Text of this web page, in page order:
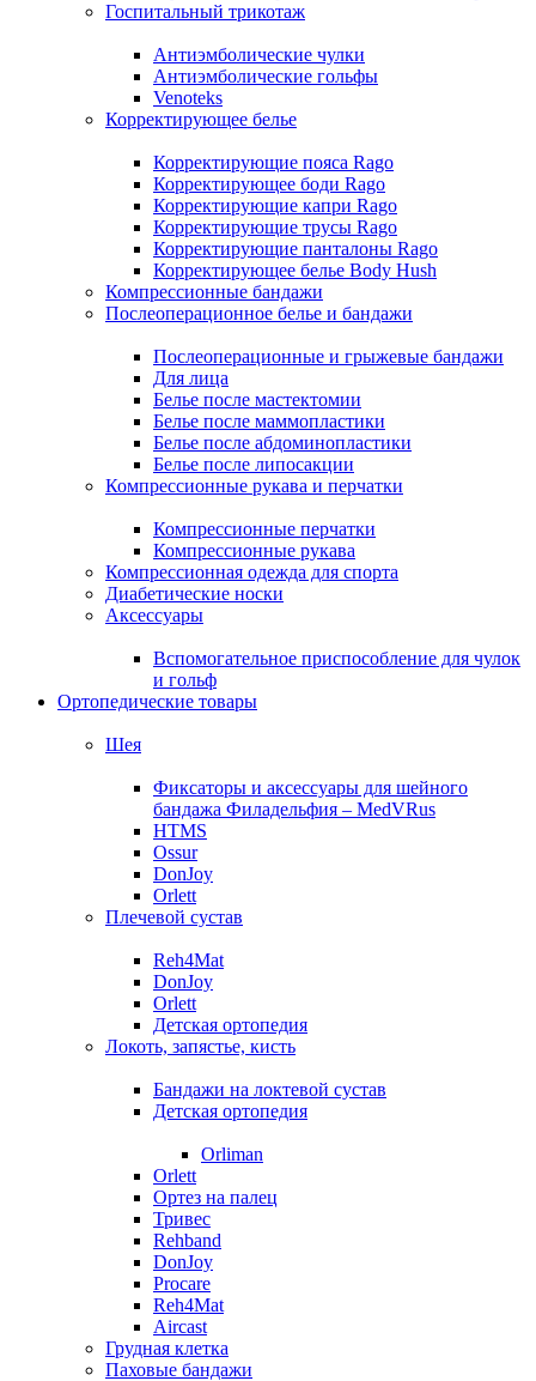
Госпитальный трикотаж
Антиэмболические чулки
Антиэмболические гольфы
Venoteks
Корректирующее белье
Корректирующие пояса Rago
Корректирующее боди Rago
Корректирующие капри Rago
Корректирующие трусы Rago
Корректирующие панталоны Rago
Корректирующее белье Body Hush
Компрессионные бандажи
Послеоперационное белье и бандажи
Послеоперационные и грыжевые бандажи
Для лица
Белье после мастектомии
Белье после маммопластики
Белье после абдоминопластики
Белье после липосакции
Компрессионные рукава и перчатки
Компрессионные перчатки
Компрессионные рукава
Компрессионная одежда для спорта
Диабетические носки
Аксессуары
Вспомогательное приспособление для чулок
и гольф
Ортопедические товары
Шея
Фиксаторы и аксессуары для шейного
бандажа Филадельфия – MedVRus
HTMS
Ossur
DonJoy
Orlett
Плечевой сустав
Reh4Mat
DonJoy
Orlett
Детская ортопедия
Локоть, запястье, кисть
Бандажи на локтевой сустав
Детская ортопедия
Orliman
Orlett
Ортез на палец
Тривес
Rehband
DonJoy
Procare
Reh4Mat
Aircast
Грудная клетка
Паховые бандажи